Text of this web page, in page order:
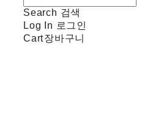
Search 검색
Log In 로그인
Cart장바구니